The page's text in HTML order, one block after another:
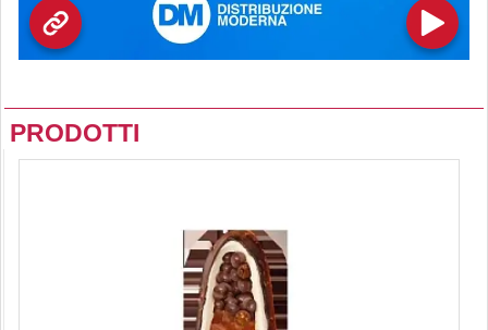
PRODOTTI